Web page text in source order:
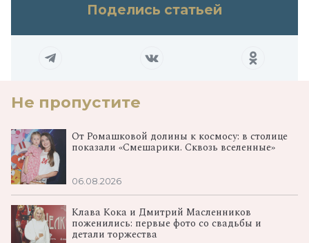
Поделись статьей
Не пропустите
От Ромашковой долины к космосу: в столице
показали «Смешарики. Сквозь вселенные»
06.08.2026
Клава Кока и Дмитрий Масленников
поженились: первые фото со свадьбы и
детали торжества